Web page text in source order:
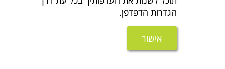
הצהרת מדיניות ופרטיות
הצהרת נגישות
About us flyeast english
הגדרות הדפדפן.
אישור